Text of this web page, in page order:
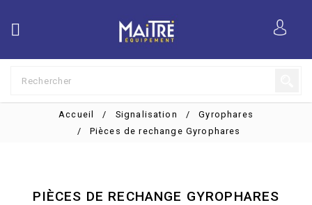

Accueil Signalisation
Gyrophares
Pièces de rechange Gyrophares
PIÈCES DE RECHANGE GYROPHARES